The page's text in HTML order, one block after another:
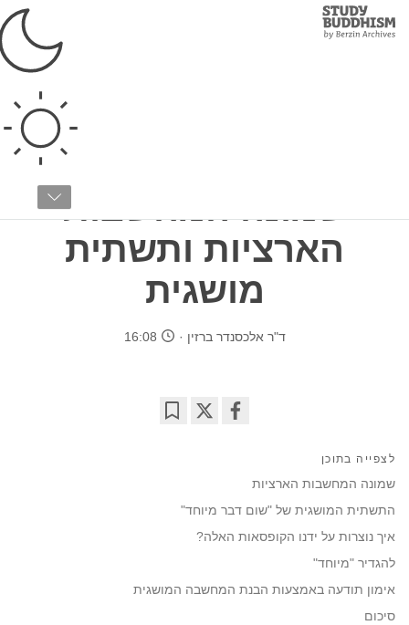
Study
Buddhism
שמונה המחשבות
הארציות ותשתית
מושגית
ד"ר אלכסנדר ברזין 16:08
לצפייה בתוכן
שמונה המחשבות הארציות
התשתית המושגית של "שום דבר מיוחד"
איך נוצרות על ידנו הקופסאות האלה?
להגדיר "מיוחד"
אימון תודעה באמצעות הבנת המחשבה המושגית
סיכום